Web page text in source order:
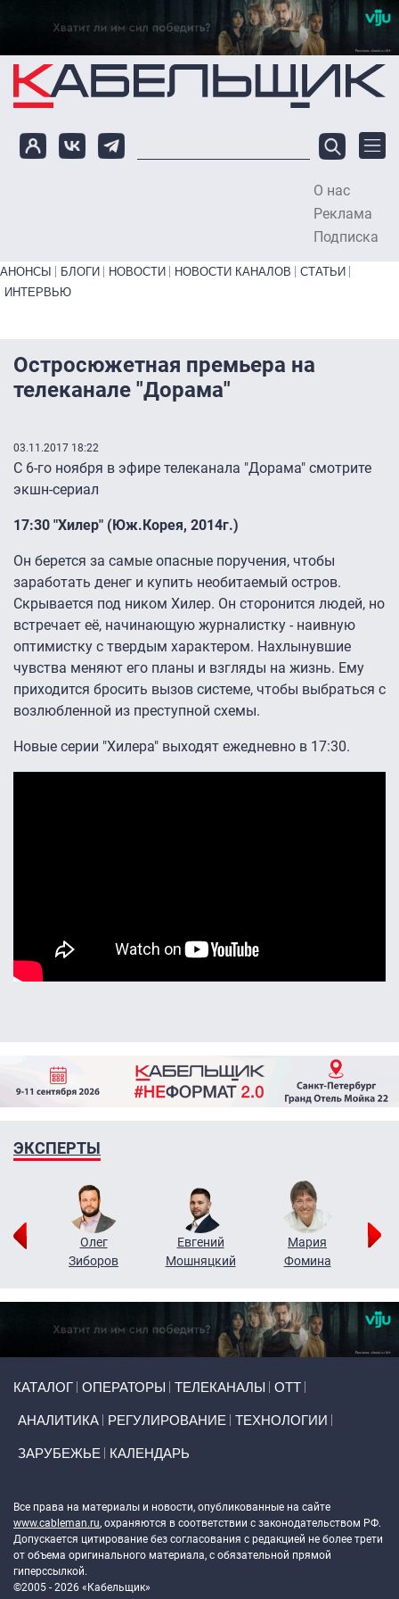
Перейти к основному содержанию
О нас
Реклама
Подписка
Primary links bottom
АНОНСЫ БЛОГИ НОВОСТИ НОВОСТИ КАНАЛОВ
СТАТЬИ
ИНТЕРВЬЮ
Остросюжетная премьера на
телеканале "Дорама"
03.11.2017 18:22
С 6-го ноября в эфире телеканала "Дорама" смотрите
экшн-сериал
17:30 "Хилер" (Юж.Корея, 2014г.)
Он берется за самые опасные поручения, чтобы
заработать денег и купить необитаемый остров.
Скрывается под ником Хилер. Он сторонится людей, но
встречает её, начинающую журналистку - наивную
оптимистку с твердым характером. Нахлынувшие
чувства меняют его планы и взгляды на жизнь. Ему
приходится бросить вызов системе, чтобы выбраться с
возлюбленной из преступной схемы.
Новые серии "Хилера" выходят ежедневно в 17:30.
ЭКСПЕРТЫ
Олег
Зиборов
Евгений
Мошняцкий
Мария
Фомина
КАТАЛОГ ОПЕРАТОРЫ ТЕЛЕКАНАЛЫ ОТТ
АНАЛИТИКА РЕГУЛИРОВАНИЕ ТЕХНОЛОГИИ
ЗАРУБЕЖЬЕ КАЛЕНДАРЬ
Все права на материалы и новости, опубликованные на сайте
www.cableman.ru, охраняются в соответствии с законодательством РФ.
Допускается цитирование без согласования с редакцией не более трети
от объема оригинального материала, с обязательной прямой
гиперссылкой.
©2005 - 2026 «Кабельщик»